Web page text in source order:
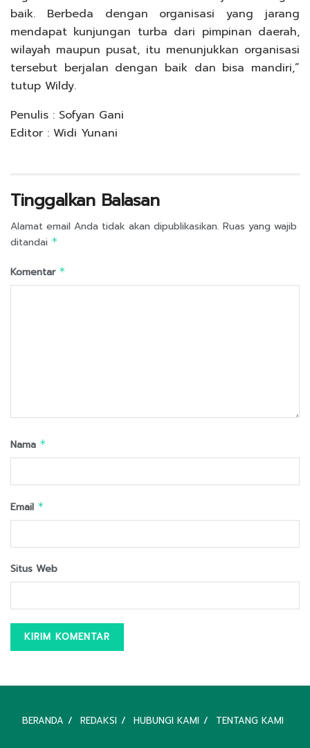
baik. Berbeda dengan organisasi yang jarang
mendapat kunjungan turba dari pimpinan daerah,
wilayah maupun pusat, itu menunjukkan organisasi
tersebut berjalan dengan baik dan bisa mandiri,”
tutup Wildy.
Penulis : Sofyan Gani
Editor : Widi Yunani
Tinggalkan Balasan
Alamat email Anda tidak akan dipublikasikan. Ruas yang wajib
ditandai *
Komentar *
Nama *
Email *
Situs Web
BERANDA REDAKSI HUBUNGI KAMI TENTANG KAMI